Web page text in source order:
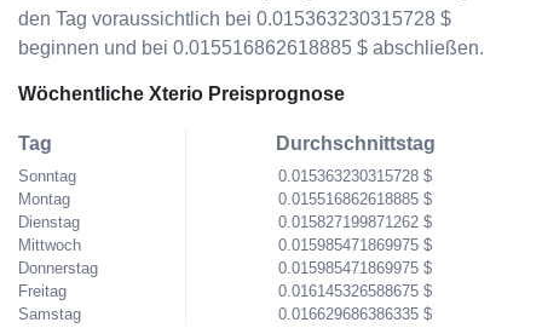
den Tag voraussichtlich bei 0.015363230315728 $
beginnen und bei 0.015516862618885 $ abschließen.
Wöchentliche Xterio Preisprognose
Tag
Sonntag
Montag
Dienstag
Mittwoch
Donnerstag
Freitag
Samstag
Durchschnittstag
0.015363230315728 $
0.015516862618885 $
0.015827199871262 $
0.015985471869975 $
0.015985471869975 $
0.016145326588675 $
0.016629686386335 $